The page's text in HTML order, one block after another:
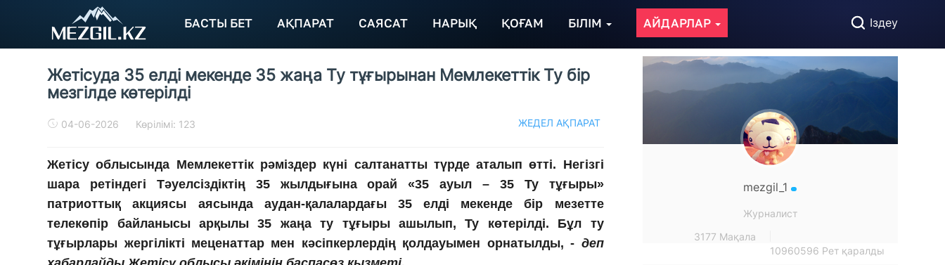
БАСТЫ БЕТ АҚПАРАТ САЯСАТ НАРЫҚ ҚОҒАМ БІЛІМ АЙДАРЛАР Іздеу
Жетісуда 35 елді мекенде 35 жаңа Ту тұғырынан Мемлекеттік Ту бір
мезгілде көтерілді
ЖЕДЕЛ АҚПАРАТ
04-06-2026 Көрілімі: 123
Жетісу облысында Мемлекеттік рәміздер күні салтанатты түрде аталып өтті. Негізгі
шара ретіндегі Тәуелсіздіктің 35 жылдығына орай «35 ауыл – 35 Ту тұғыры»
патриоттық акциясы аясында аудан-қалалардағы 35 елді мекенде бір мезетте
телекөпір байланысы арқылы 35 жаңа ту тұғыры ашылып, Ту көтерілді. Бұл ту
тұғырлары жергілікті меценаттар мен кәсіпкерлердің қолдауымен орнатылды, - деп
mezgil_1
Журналист
3177 Мақала
10960596 Рет қаралды